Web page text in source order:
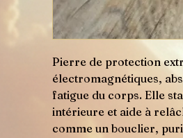
Pierre de protection
électromagnétiques,
fatigue du corps. Elle
intérieure et aide à
comme un bouclier,